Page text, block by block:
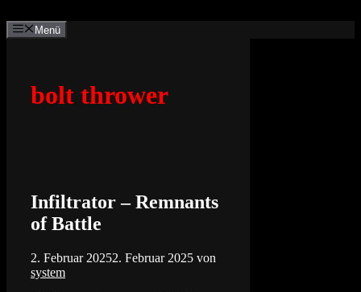
Inhalt
springen
Menü
bolt thrower
Infiltrator – Remnants
of Battle
2. Februar 20252. Februar 2025 von
system